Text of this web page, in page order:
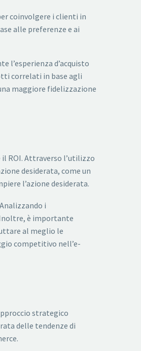
coinvolgere i clienti in
alle preferenze e ai
d’acquisto
correlati in base agli
maggiore fidelizzazione
ROI. Attraverso l’utilizzo
desiderata, come un
l’azione desiderata.
i
è importante
al meglio le
competitivo nell’e-
strategico
delle tendenze di